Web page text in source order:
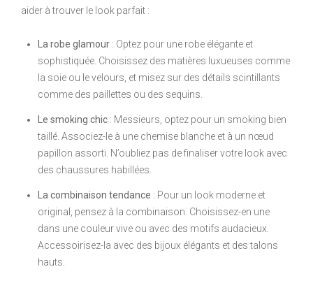
aider à trouver le look parfait :
La robe glamour : Optez pour une robe élégante et
sophistiquée. Choisissez des matières luxueuses comme
la soie ou le velours, et misez sur des détails scintillants
comme des paillettes ou des sequins.
Le smoking chic : Messieurs, optez pour un smoking bien
taillé. Associez-le à une chemise blanche et à un nœud
papillon assorti. N’oubliez pas de finaliser votre look avec
des chaussures habillées.
La combinaison tendance : Pour un look moderne et
original, pensez à la combinaison. Choisissez-en une
dans une couleur vive ou avec des motifs audacieux.
Accessoirisez-la avec des bijoux élégants et des talons
hauts.